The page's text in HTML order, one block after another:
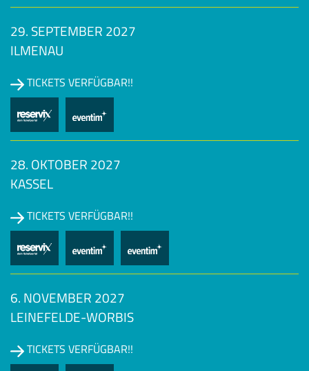
29. SEPTEMBER 2027
ILMENAU
TICKETS VERFÜGBAR!!
28. OKTOBER 2027
KASSEL
TICKETS VERFÜGBAR!!
6. NOVEMBER 2027
LEINEFELDE-WORBIS
TICKETS VERFÜGBAR!!